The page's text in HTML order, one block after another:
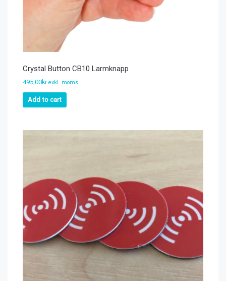
Crystal Button CB10 Larmknapp
495,00kr exkl. moms
Add to cart